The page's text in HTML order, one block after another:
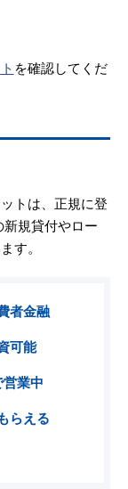
を確認してくだ
トは、正規に登
規貸付やロー
す。
者金融
可能
業中
らえる